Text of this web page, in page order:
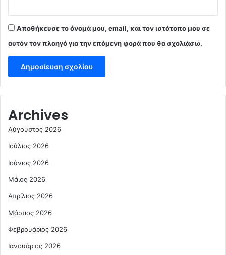
Αποθήκευσε το όνομά μου, email, και τον ιστότοπο μου σε
αυτόν τον πλοηγό για την επόμενη φορά που θα σχολιάσω.
Archives
Αύγουστος 2026
Ιούλιος 2026
Ιούνιος 2026
Μάιος 2026
Απρίλιος 2026
Μάρτιος 2026
Φεβρουάριος 2026
Ιανουάριος 2026